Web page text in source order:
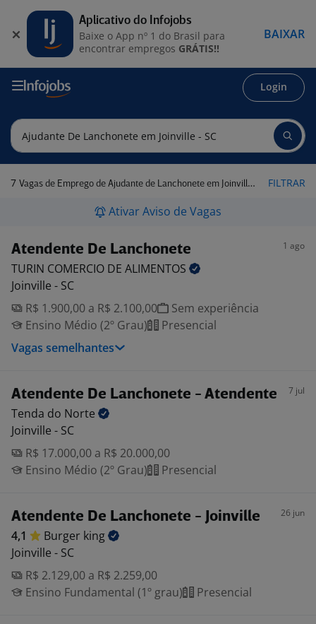
Login
7 Vagas de Emprego de Ajudante de Lanchonete em Joinville - SC FILTRAR
Ativar Aviso de Vagas
Atendente De Lanchonete 1 ago
TURIN COMERCIO DE ALIMENTOS
Joinville - SC
R$ 1.900,00 a R$ 2.100,00
Sem experiência
Ensino Médio (2º Grau)
Presencial
Vagas semelhantes
Atendente De Lanchonete - Atendente 7 jul
Tenda do Norte
Joinville - SC
R$ 17.000,00 a R$ 20.000,00
Ensino Médio (2º Grau)
Presencial
Atendente De Lanchonete - Joinville 26 jun
4,1 Burger king
Joinville - SC
R$ 2.129,00 a R$ 2.259,00
Ensino Fundamental (1º grau)
Presencial
Aplicativo do Infojobs
Baixe o App nº 1 do Brasil para
encontrar empregos GRÁTIS!!
BAIXAR